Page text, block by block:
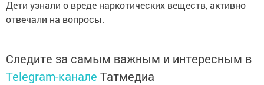
Дети узнали о вреде наркотических веществ, активно
отвечали на вопросы.
Следите за самым важным и интересным в
Telegram-канале Татмедиа